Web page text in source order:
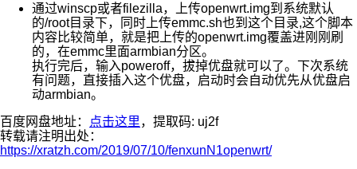
通过winscp或者filezilla，上传openwrt.img到系统默认
的/root目录下，同时上传emmc.sh也到这个目录,这个脚本
内容比较简单，就是把上传的openwrt.img覆盖进刚刚刷
的，在emmc里面armbian分区。
执行完后，输入poweroff，拔掉优盘就可以了。下次系统
有问题，直接插入这个优盘，启动时会自动优先从优盘启
动armbian。
百度网盘地址：
点击这里，提取码: uj2f
转载请注明出处：
https://xratzh.com/2019/07/10/fenxunN1openwrt/